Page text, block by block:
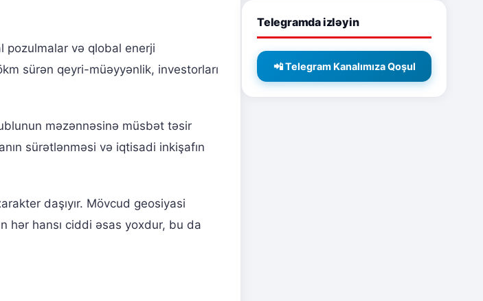
pozulmalar və qlobal enerji
sürən qeyri-müəyyənlik, investorları
məzənnəsinə müsbət təsir
sürətlənməsi və iqtisadi inkişafın
daşıyır. Mövcud geosiyasi
hər hansı ciddi əsas yoxdur, bu da
Telegramda izləyin
📲 Telegram Kanalımıza Qoşul